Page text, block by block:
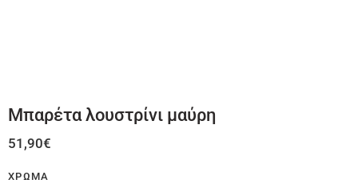
Μπαρέτα λουστρίνι μαύρη
51,90€
ΧΡΏΜΑ